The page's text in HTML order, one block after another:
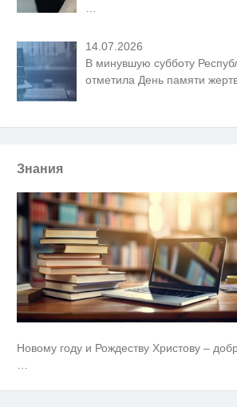
14.07.2026
В минувшую субботу
отметила День памяти
Знания
Новому году и Рождеству Христову –
а смеяться вы будете долго
i
Скрытая камера на пляже